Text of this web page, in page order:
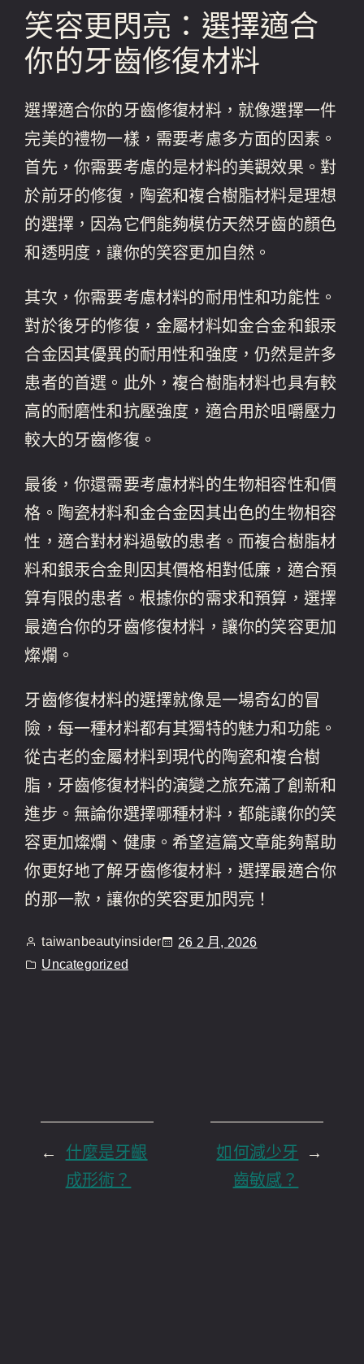
笑容更閃亮：選擇適合
你的牙齒修復材料
選擇適合你的牙齒修復材料，就像選擇一件
完美的禮物一樣，需要考慮多方面的因素。
首先，你需要考慮的是材料的美觀效果。對
於前牙的修復，陶瓷和複合樹脂材料是理想
的選擇，因為它們能夠模仿天然牙齒的顏色
和透明度，讓你的笑容更加自然。
其次，你需要考慮材料的耐用性和功能性。
對於後牙的修復，金屬材料如金合金和銀汞
合金因其優異的耐用性和強度，仍然是許多
患者的首選。此外，複合樹脂材料也具有較
高的耐磨性和抗壓強度，適合用於咀嚼壓力
較大的牙齒修復。
最後，你還需要考慮材料的生物相容性和價
格。陶瓷材料和金合金因其出色的生物相容
性，適合對材料過敏的患者。而複合樹脂材
料和銀汞合金則因其價格相對低廉，適合預
算有限的患者。根據你的需求和預算，選擇
最適合你的牙齒修復材料，讓你的笑容更加
燦爛。
牙齒修復材料的選擇就像是一場奇幻的冒
險，每一種材料都有其獨特的魅力和功能。
從古老的金屬材料到現代的陶瓷和複合樹
脂，牙齒修復材料的演變之旅充滿了創新和
進步。無論你選擇哪種材料，都能讓你的笑
容更加燦爛、健康。希望這篇文章能夠幫助
你更好地了解牙齒修復材料，選擇最適合你
的那一款，讓你的笑容更加閃亮！
taiwanbeautyinsider
26 2 月, 2026
Uncategorized
←
什麼是牙齦
成形術？
→
如何減少牙
齒敏感？